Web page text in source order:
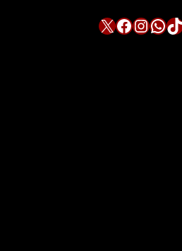
X Facebook InstagramWhatsApp TikTok